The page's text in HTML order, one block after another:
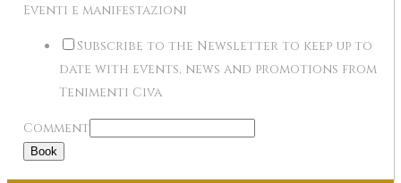
Eventi e manifestazioni
Subscribe to the Newsletter to keep up to
date with events, news and promotions from
Tenimenti Civa
Comment
Book